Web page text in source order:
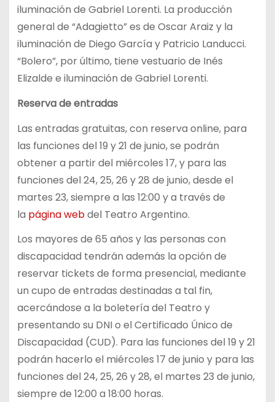
iluminación de Gabriel Lorenti. La producción
general de “Adagietto” es de Oscar Araiz y la
iluminación de Diego García y Patricio Landucci.
“Bolero”, por último, tiene vestuario de Inés
Elizalde e iluminación de Gabriel Lorenti.
Reserva de entradas
Las entradas gratuitas, con reserva online, para
las funciones del 19 y 21 de junio, se podrán
obtener a partir del miércoles 17, y para las
funciones del 24, 25, 26 y 28 de junio, desde el
martes 23, siempre a las 12:00 y a través de
la página webdel Teatro Argentino.
Los mayores de 65 años y las personas con
discapacidad tendrán además la opción de
reservar tickets de forma presencial, mediante
un cupo de entradas destinadas a tal fin,
acercándose a la boletería del Teatro y
presentando su DNI o el Certificado Único de
Discapacidad (CUD). Para las funciones del 19 y 21
podrán hacerlo el miércoles 17 de junio y para las
funciones del 24, 25, 26 y 28, el martes 23 de junio,
siempre de 12:00 a 18:00 horas.